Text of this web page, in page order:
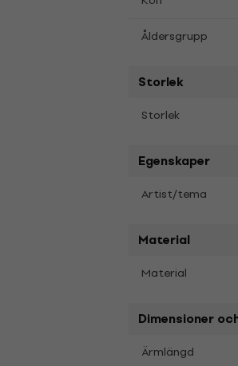
Åldersgrupp
Storlek
Storlek
Egenskaper
Artist/tema
Material
Material
Dimensioner
Ärmlängd